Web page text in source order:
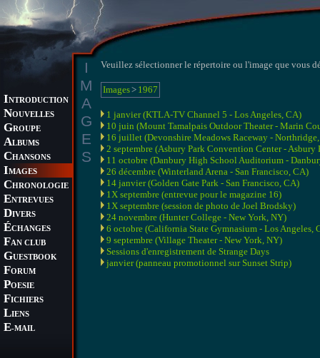
INTRODUCTION
NOUVELLES
GROUPE
ALBUMS
CHANSONS
IMAGES
CHRONOLOGIE
ENTREVUES
DIVERS
ÉCHANGES
FAN CLUB
GUESTBOOK
FORUM
POESIE
FICHIERS
LIENS
E-MAIL
I
M
A
G
E
S
Veuillez sélectionner le répertoire ou l'image que vous
Images> 1967
1 janvier (KTLA-TV Channel 5 - Los Angeles, CA)
10 juin (Mount Tamalpais Outdoor Theater - Marin
16 juillet (Devonshire Meadows Raceway -
2 septembre (Asbury Park Convention Center - Asbury
11 octobre (Danbury High School Auditorium -
26 décembre (Winterland Arena - San Francisco, CA)
14 janvier (Golden Gate Park - San Francisco, CA)
1X septembre (entrevue pour le magazine 16)
1X septembre (session de photo de Joel Brodsky)
24 novembre (Hunter College - New York, NY)
6 octobre (California State Gymnasium - Los Angeles,
9 septembre (Village Theater - New York, NY)
Sessions d'enregistrement de Strange Days
janvier (panneau promotionnel sur Sunset Strip)